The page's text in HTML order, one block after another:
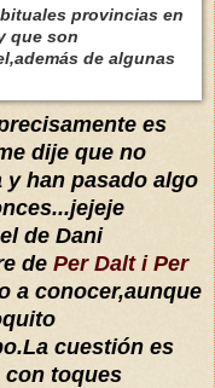
provincias en
que son
de algunas
es
dije que no
han pasado algo
de Dani
de Per Dalt i Per
a conocer,aunque
cuestión es
con toques